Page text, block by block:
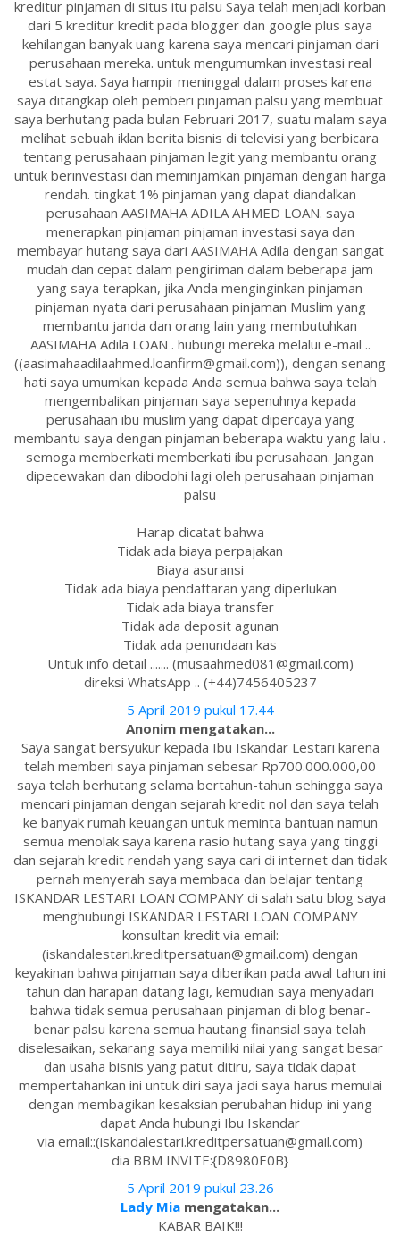
kreditur pinjaman di situs itu palsu Saya telah menjadi korban
dari 5 kreditur kredit pada blogger dan google plus saya
kehilangan banyak uang karena saya mencari pinjaman dari
perusahaan mereka. untuk mengumumkan investasi real
estat saya. Saya hampir meninggal dalam proses karena
saya ditangkap oleh pemberi pinjaman palsu yang membuat
saya berhutang pada bulan Februari 2017, suatu malam saya
melihat sebuah iklan berita bisnis di televisi yang berbicara
tentang perusahaan pinjaman legit yang membantu orang
untuk berinvestasi dan meminjamkan pinjaman dengan harga
rendah. tingkat 1% pinjaman yang dapat diandalkan
perusahaan AASIMAHA ADILA AHMED LOAN. saya
menerapkan pinjaman pinjaman investasi saya dan
membayar hutang saya dari AASIMAHA Adila dengan sangat
mudah dan cepat dalam pengiriman dalam beberapa jam
yang saya terapkan, jika Anda menginginkan pinjaman
pinjaman nyata dari perusahaan pinjaman Muslim yang
membantu janda dan orang lain yang membutuhkan
AASIMAHA Adila LOAN . hubungi mereka melalui e-mail ..
((aasimahaadilaahmed.loanfirm@gmail.com)), dengan senang
hati saya umumkan kepada Anda semua bahwa saya telah
mengembalikan pinjaman saya sepenuhnya kepada
perusahaan ibu muslim yang dapat dipercaya yang
membantu saya dengan pinjaman beberapa waktu yang lalu .
semoga memberkati memberkati ibu perusahaan. Jangan
dipecewakan dan dibodohi lagi oleh perusahaan pinjaman
palsu
Harap dicatat bahwa
Tidak ada biaya perpajakan
Biaya asuransi
Tidak ada biaya pendaftaran yang diperlukan
Tidak ada biaya transfer
Tidak ada deposit agunan
Tidak ada penundaan kas
Untuk info detail ....... (musaahmed081@gmail.com)
direksi WhatsApp .. (+44)7456405237
5 April 2019 pukul 17.44
Anonim mengatakan...
Saya sangat bersyukur kepada Ibu Iskandar Lestari karena
telah memberi saya pinjaman sebesar Rp700.000.000,00
saya telah berhutang selama bertahun-tahun sehingga saya
mencari pinjaman dengan sejarah kredit nol dan saya telah
ke banyak rumah keuangan untuk meminta bantuan namun
semua menolak saya karena rasio hutang saya yang tinggi
dan sejarah kredit rendah yang saya cari di internet dan tidak
pernah menyerah saya membaca dan belajar tentang
ISKANDAR LESTARI LOAN COMPANY di salah satu blog saya
menghubungi ISKANDAR LESTARI LOAN COMPANY
konsultan kredit via email:
(iskandalestari.kreditpersatuan@gmail.com) dengan
keyakinan bahwa pinjaman saya diberikan pada awal tahun ini
tahun dan harapan datang lagi, kemudian saya menyadari
bahwa tidak semua perusahaan pinjaman di blog benar-
benar palsu karena semua hautang finansial saya telah
diselesaikan, sekarang saya memiliki nilai yang sangat besar
dan usaha bisnis yang patut ditiru, saya tidak dapat
mempertahankan ini untuk diri saya jadi saya harus memulai
dengan membagikan kesaksian perubahan hidup ini yang
dapat Anda hubungi Ibu Iskandar
via email::(iskandalestari.kreditpersatuan@gmail.com)
dia BBM INVITE:{D8980E0B}
5 April 2019 pukul 23.26
Lady Mia mengatakan...
KABAR BAIK!!!